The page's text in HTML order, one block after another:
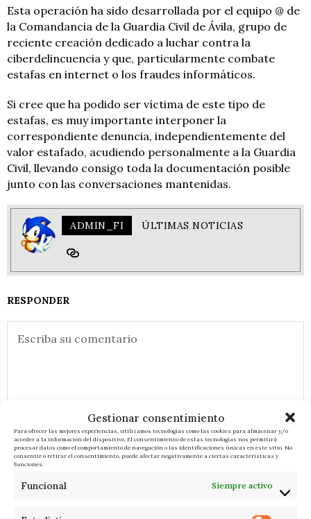
Gestionar consentimiento
Para ofrecer las mejores experiencias, utilizamos tecnologías como las cookies para almacenar y/o
acceder a la información del dispositivo. El consentimiento de estas tecnologías nos permitirá
procesar datos como el comportamiento de navegación o las identificaciones únicas en este sitio. No
consentir o retirar el consentimiento, puede afectar negativamente a ciertas características y
funciones.
Funcional Siempre activo
Esta operación ha sido desarrollada por el equipo @ de
la Comandancia de la Guardia Civil de Ávila, grupo de
reciente creación dedicado a luchar contra la
ciberdelincuencia y que, particularmente combate
estafas en internet o los fraudes informáticos.
Si cree que ha podido ser víctima de este tipo de
estafas, es muy importante interponer la
correspondiente denuncia, independientemente del
valor estafado, acudiendo personalmente a la Guardia
Civil, llevando consigo toda la documentación posible
junto con las conversaciones mantenidas.
ADMIN_FI ÚLTIMAS NOTICIAS
RESPONDER